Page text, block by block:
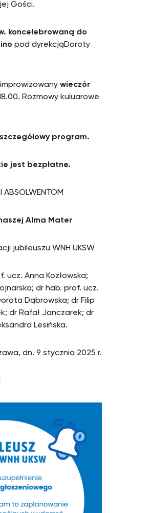
Gości.
koncelebrowaną do
pod dyrekcjąDoroty
wieczór
Rozmowy kuluarowe
program.
jest bezpłatne.
ABSOLWENTOM
Alma Mater
jubileuszu WNH UKSW
Anna Kozłowska;
dr hab. prof. ucz.
Dąbrowska; dr Filip
dr Rafał Janczarek; dr
Lesińska.
dn. 9 stycznia 2025 r.